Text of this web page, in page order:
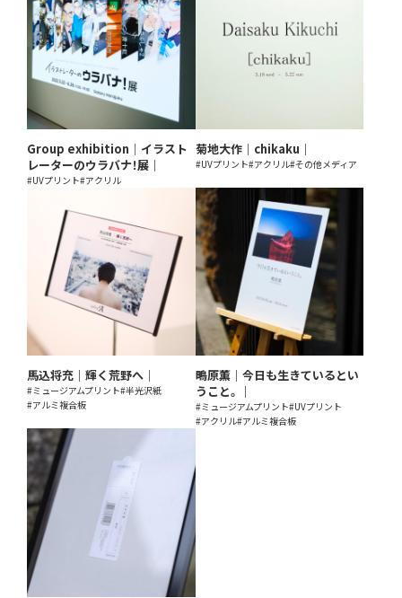
Group exhibition｜イラスト
レーターのウラバナ！展｜
#UVプリント#アクリル
菊地大作｜chikaku｜
#UVプリント#アクリル#その他メディア
馬込将充｜輝く荒野へ｜
#ミュージアムプリント#半光沢紙
#アルミ複合板
鴫原薫｜今日も生きているとい
うこと。｜
#ミュージアムプリント#UVプリント
#アクリル#アルミ複合板